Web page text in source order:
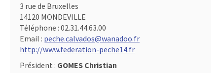
3 rue de Bruxelles
14120 MONDEVILLE
Téléphone : 02.31.44.63.00
Email : peche.calvados@wanadoo.fr
http://www.federation-peche14.fr
Président : GOMES Christian